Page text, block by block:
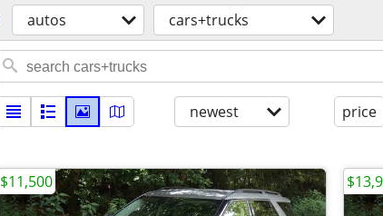
autos cars+trucks
newest price
$11,500